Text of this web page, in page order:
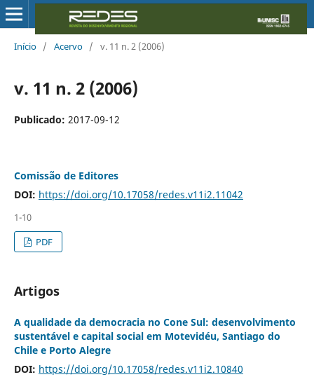
Início / Acervo / v. 11 n. 2 (2006)
v. 11 n. 2 (2006)
Publicado: 2017-09-12
Comissão de Editores
DOI: https://doi.org/10.17058/redes.v11i2.11042
1-10
PDF
Artigos
A qualidade da democracia no Cone Sul: desenvolvimento
sustentável e capital social em Motevidéu, Santiago do
Chile e Porto Alegre
DOI: https://doi.org/10.17058/redes.v11i2.10840